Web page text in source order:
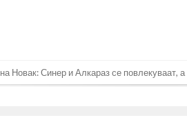
Новак: Синер и Алкараз се повлекуваат,
заминува во Премиер лигата!
Голема загуба во семејството на Меси